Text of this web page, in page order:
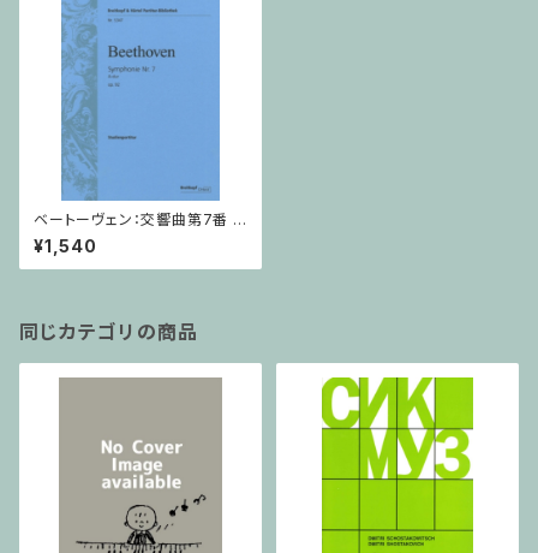
ベートーヴェン：交響曲第7番 イ
長調 Op.92/ミニチュアスコア
¥1,540
同じカテゴリの商品